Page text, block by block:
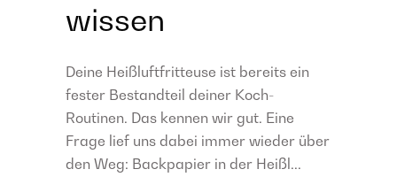
wissen
Deine Heißluftfritteuse ist bereits ein
fester Bestandteil deiner Koch-
Routinen. Das kennen wir gut. Eine
Frage lief uns dabei immer wieder über
den Weg: Backpapier in der Heißl...